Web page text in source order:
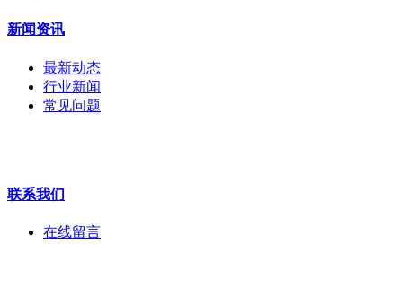
拼接屏
安检门
工程宝
海康机器人
新闻资讯
最新动态
行业新闻
常见问题
联系我们
在线留言